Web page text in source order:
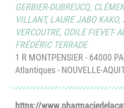
GERBIER-DUBREUCQ,
VILLANT,LAURE JABO KAKO,
VERCOUTRE, ODILE FIEVET-
FRÉDÉRIC TERRADE
1 R MONTPENSIER - 64000
Atlantiques - NOUVELLE-
https://